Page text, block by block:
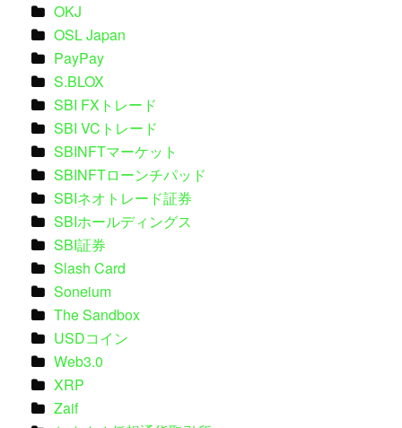
OKJ
OSL Japan
PayPay
S.BLOX
SBI FXトレード
SBI VCトレード
SBINFTマーケット
SBINFTローンチパッド
SBIネオトレード証券
SBIホールディングス
SBI証券
Slash Card
Soneium
The Sandbox
USDコイン
Web3.0
XRP
Zaif